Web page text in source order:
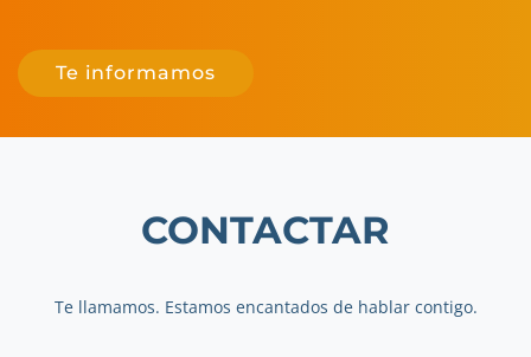
Te informamos
CONTACTAR
Te llamamos. Estamos encantados de hablar contigo.